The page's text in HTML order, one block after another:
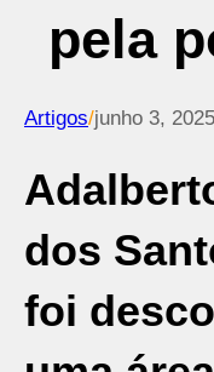
pela
Artigos/junho 3, 2025
dos
foi